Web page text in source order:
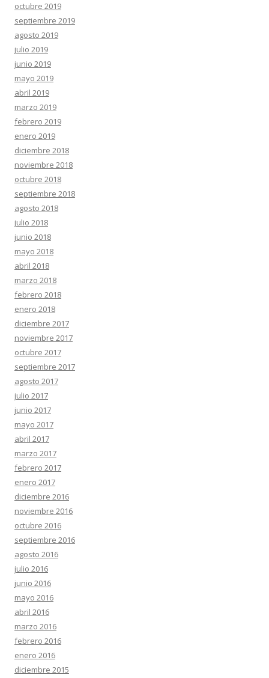
octubre 2019
septiembre 2019
agosto 2019
julio 2019
junio 2019
mayo 2019
abril 2019
marzo 2019
febrero 2019
enero 2019
diciembre 2018
noviembre 2018
octubre 2018
septiembre 2018
agosto 2018
julio 2018
junio 2018
mayo 2018
abril 2018
marzo 2018
febrero 2018
enero 2018
diciembre 2017
noviembre 2017
octubre 2017
septiembre 2017
agosto 2017
julio 2017
junio 2017
mayo 2017
abril 2017
marzo 2017
febrero 2017
enero 2017
diciembre 2016
noviembre 2016
octubre 2016
septiembre 2016
agosto 2016
julio 2016
junio 2016
mayo 2016
abril 2016
marzo 2016
febrero 2016
enero 2016
diciembre 2015